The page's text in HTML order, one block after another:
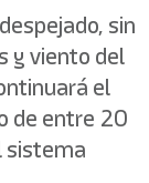
sin
y viento del
el
de entre 20
sistema